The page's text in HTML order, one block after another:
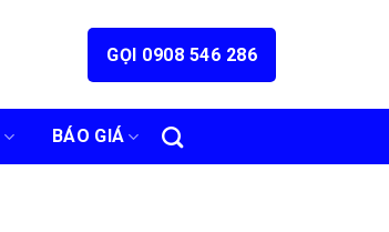
GỌI 0908 546 286
BÁO GIÁ